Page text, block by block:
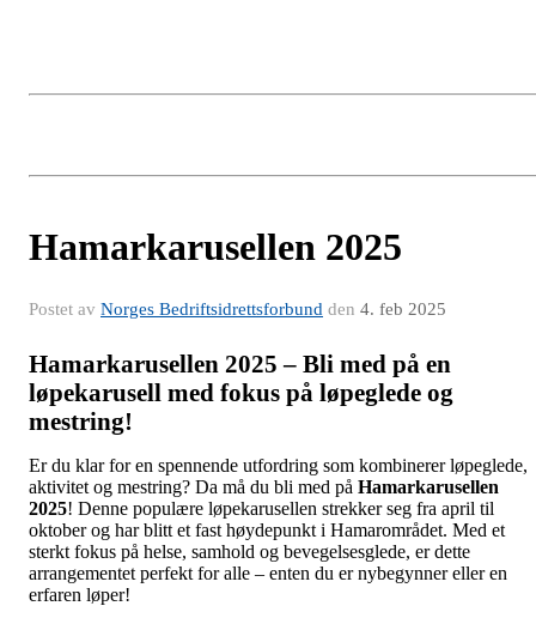
Hamarkarusellen 2025
Postet av Norges Bedriftsidrettsforbund den 4. feb 2025
Hamarkarusellen 2025 – Bli med på en
løpekarusell med fokus på løpeglede og
mestring!
Er du klar for en spennende utfordring som kombinerer løpeglede,
aktivitet og mestring? Da må du bli med på Hamarkarusellen
2025! Denne populære løpekarusellen strekker seg fra april til
oktober og har blitt et fast høydepunkt i Hamarområdet. Med et
sterkt fokus på helse, samhold og bevegelsesglede, er dette
arrangementet perfekt for alle – enten du er nybegynner eller en
erfaren løper!